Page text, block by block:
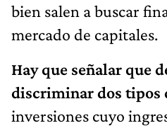
bien salen a buscar
mercado de capitales.
Hay que señalar que
discriminar dos tipos
inversiones cuyo